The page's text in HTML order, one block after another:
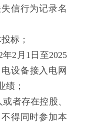
信行为记录名
标；
2月1日至2025
设备接入电网
绩；
者存在控股、
得同时参加本